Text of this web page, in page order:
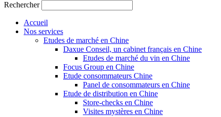
Rechercher
Accueil
Nos services
Etudes de marché en Chine
Daxue Conseil, un cabinet français en Chine
Etudes de marché du vin en Chine
Focus Group en Chine
Etude consommateurs Chine
Panel de consommateurs en Chine
Etude de distribution en Chine
Store-checks en Chine
Visites mystères en Chine